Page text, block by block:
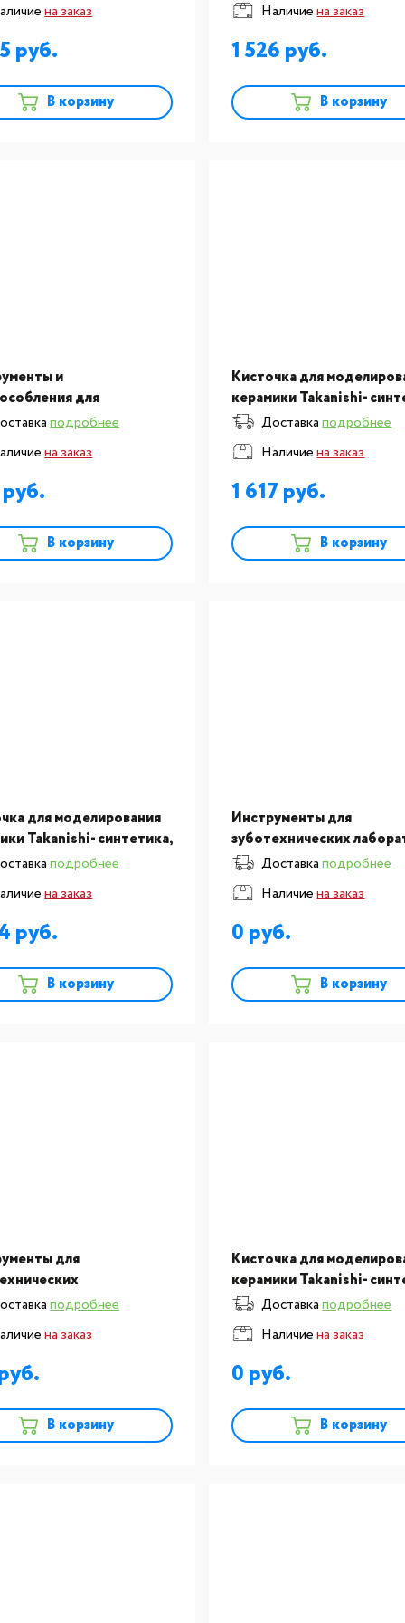
№8 на заказ
В корзину
моделирования керамики
Takanishi- синтетика,
№6
Наличиена заказ
1 526
В корзину
и
для
Кисточка для
керамики
синтетика, размер
подробнее
на заказ
В корзину
Кисточка для
керамики Takanishi-
размер №3, комплект 2шт
Доставкаподробнее
Наличиена заказ
1 617
В корзину
для моделирования
Takanishi- синтетика,
№2, 1штподробнее
на заказ
В корзину
Инструменты для
зуботехнических
:Кисточка для
керамики Takanishi-
размер №1/0, комплект
Доставкаподробнее
Наличиена заказ
0
В корзину
для
Кисточка для
керамики
синтетика, размер
подробнее
на заказ
В корзину
Кисточка для
керамики Takanishi-
набор 12 шт.
Доставкаподробнее
Наличиена заказ
0
В корзину